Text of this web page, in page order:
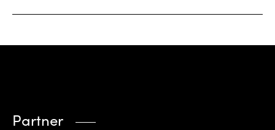
Partner